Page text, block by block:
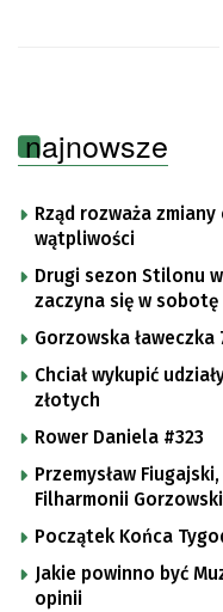
najnowsze
Rząd rozważa
wątpliwości
Drugi sezon Stilonu
zaczyna się w sobotę
Gorzowska ławeczka
Chciał wykupić
złotych
Rower Daniela #323
Przemysław
Filharmonii
Początek Końca
Jakie powinno być
opinii